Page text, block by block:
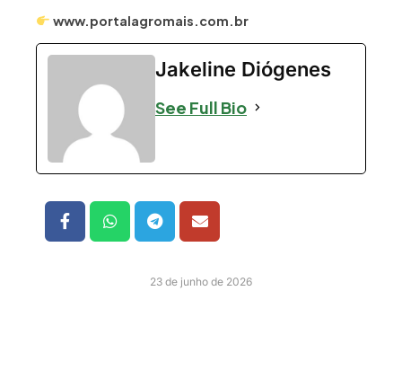
www.portalagromais.com.br
Jakeline Diógenes
See Full Bio
23 de junho de 2026